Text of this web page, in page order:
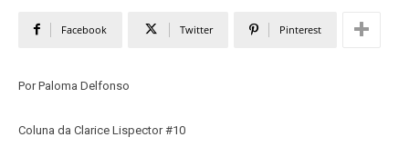
Facebook Twitter Pinterest
Por Paloma Delfonso
Coluna da Clarice Lispector #10